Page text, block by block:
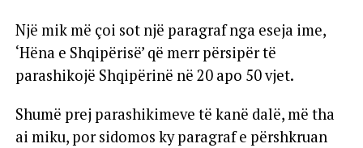
Një mik më çoi sot një paragraf nga eseja ime,
‘Hëna e Shqipërisë’ që merr përsipër të
parashikojë Shqipërinë në 20 apo 50 vjet.
Shumë prej parashikimeve të kanë dalë, më tha
ai miku, por sidomos ky paragraf e përshkruan